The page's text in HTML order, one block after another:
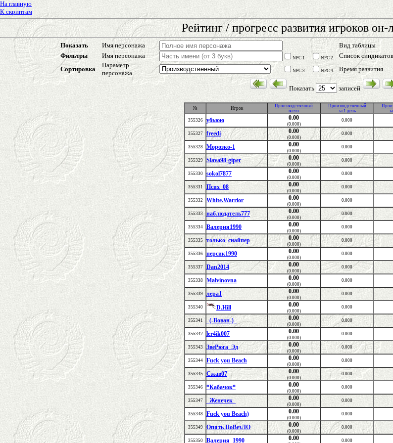
На главную
К скриптам
Рейтинг / прогресс развития игроков
Показать Имя персонажа
Вид таблицы
Фильтры
Имя персонажа NPC 1 NPC 2
Список синдикатов
Сортировка
Параметр
персонажа
NPC 3 NPC 4 Время развития
Показать записей
№ Игрок
Производственный
всего
Производственный
за 1 день
355326
убьюю 0.00
(0.000)
0.000
355327 freedi 0.00
(0.000)
0.000
355328 Морозко-1 0.00
(0.000)
0.000
355329 Slava98-giper 0.00
(0.000)
0.000
355330 sokol7877 0.00
(0.000)
0.000
355331 Псих_08 0.00
(0.000)
0.000
355332 White.Warrior 0.00
(0.000)
0.000
355333 наблюдатель777 0.00
(0.000)
0.000
355334 Валерия1990 0.00
(0.000)
0.000
355335 только_снайпер 0.00
(0.000)
0.000
355336 персик1990 0.00
(0.000)
0.000
355337 Dan2014 0.00
(0.000)
0.000
355338 Malvinovna 0.00
(0.000)
0.000
355339 лера1 0.00
(0.000)
0.000
355340 D.Hill 0.00
(0.000)
0.000
355341 _(-Вован-)_ 0.00
(0.000)
0.000
355342 ler4ik007 0.00
(0.000)
0.000
355343 ЗвеРюга_Эд 0.00
(0.000)
0.000
355344 Fuck you Beach 0.00
(0.000)
0.000
355345 Сжав07 0.00
(0.000)
0.000
355346 *Кабачок* 0.00
(0.000)
0.000
355347 _Женечек_ 0.00
(0.000)
0.000
355348 Fuck you Beach) 0.00
(0.000)
0.000
355349 Опять ПоВезЛО 0.00
(0.000)
0.000
355350 Валерия_1990 0.00 0.000